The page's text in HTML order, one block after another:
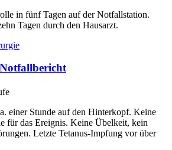
in fünf Tagen auf der Notfallstation.
Tagen durch den Hausarzt.
einer Stunde auf den Hinterkopf. Keine
für das Ereignis. Keine Übelkeit, kein
Letzte Tetanus-Impfung vor über